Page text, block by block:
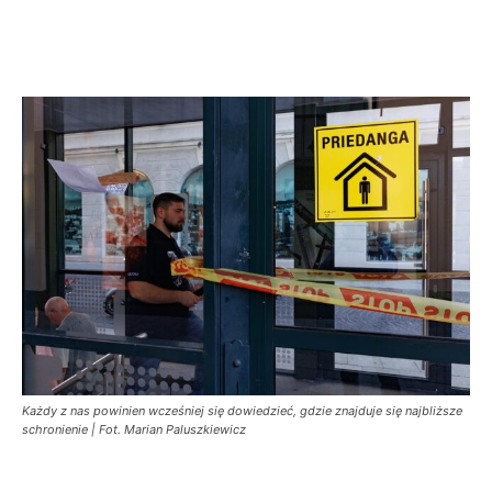
Każdy z nas powinien wcześniej się dowiedzieć, gdzie znajduje się najbliższe
schronienie | Fot. Marian Paluszkiewicz